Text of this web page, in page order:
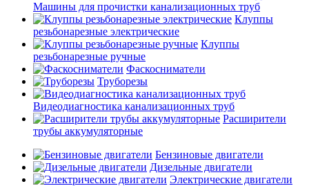
Машины для прочистки канализационных труб
Клуппы
резьбонарезные электрические
Клуппы
резьбонарезные ручные
Фаскосниматели
Труборезы
Видеодиагностика канализационных труб
Расширители
трубы аккумуляторные
Бензиновые двигатели
Дизельные двигатели
Электрические двигатели